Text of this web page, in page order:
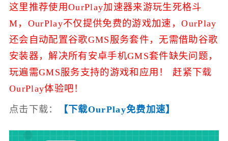
这里推荐使用OurPlay加速器来游玩生死格斗
M， OurPlay不仅提供免费的游戏加速，OurPlay
还会自动配置谷歌GMS服务套件，无需借助谷歌
安装器，解决所有安卓手机GMS套件缺失问题，
玩遍需GMS服务支持的游戏和应用！ 赶紧下载
OurPlay体验吧！
点击下载： 【下载OurPlay免费加速】